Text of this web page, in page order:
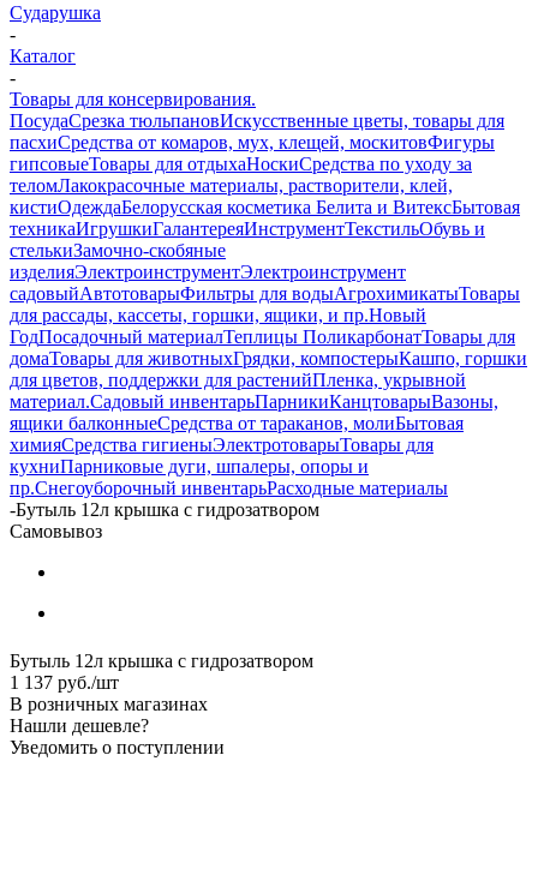
Сударушка
-
Каталог
-
Товары для консервирования.
ПосудаСрезка тюльпановИскусственные цветы, товары для
пасхиСредства от комаров, мух, клещей, москитовФигуры
гипсовыеТовары для отдыхаНоскиСредства по уходу за
теломЛакокрасочные материалы, растворители, клей,
кистиОдеждаБелорусская косметика Белита и ВитексБытовая
техникаИгрушкиГалантереяИнструментТекстильОбувь и
стелькиЗамочно-скобяные
изделияЭлектроинструментЭлектроинструмент
садовыйАвтотоварыФильтры для водыАгрохимикатыТовары
для рассады, кассеты, горшки, ящики, и пр.Новый
ГодПосадочный материалТеплицы ПоликарбонатТовары для
домаТовары для животныхГрядки, компостерыКашпо, горшки
для цветов, поддержки для растенийПленка, укрывной
материал.Садовый инвентарьПарникиКанцтоварыВазоны,
ящики балконныеСредства от тараканов, молиБытовая
химияСредства гигиеныЭлектротоварыТовары для
кухниПарниковые дуги, шпалеры, опоры и
пр.Снегоуборочный инвентарьРасходные материалы
-Бутыль 12л крышка с гидрозатвором
Самовывоз
Бутыль 12л крышка с гидрозатвором
1 137 руб./шт
В розничных магазинах
Нашли дешевле?
Уведомить о поступлении